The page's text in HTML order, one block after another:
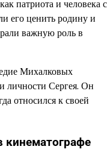
патриота и человека с
его ценить родину и
важную роль в
Михалковых
личности Сергея. Он
относился к своей
кинематографе